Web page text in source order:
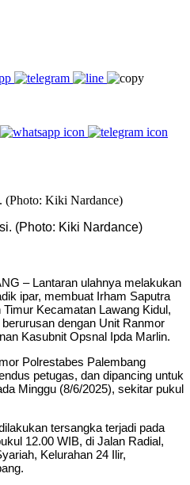
(Photo: Kiki Nardance)
– Lantaran ulahnya melakukan
ipar, membuat Irham Saputra
Kecamatan Lawang Kidul,
dengan Unit Ranmor
Kasubnit Opsnal Ipda Marlin.
Polrestabes Palembang
petugas, dan dipancing untuk
Minggu (8/6/2025), sekitar pukul
tersangka terjadi pada
12.00 WIB, di Jalan Radial,
Kelurahan 24 Ilir,